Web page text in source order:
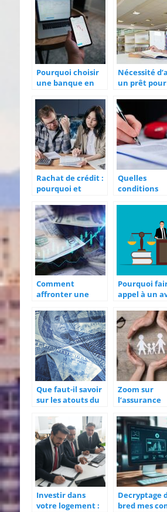
Pourquoi choisir
une banque en
entreprise ?
Nécessité
un prêt
Rachat de crédit :
pourquoi et
recourir ?
Quelles
conditions
Comment
affronter une
imprévue ?
Pourquoi
appel à un
?
Que faut-il savoir
sur les atouts du
consommation et
de ce qu’il faut
pour en
bénéficier ?
Zoom sur
l’assurance
avantages
Investir dans
votre logement :
Decryptage
bred mes